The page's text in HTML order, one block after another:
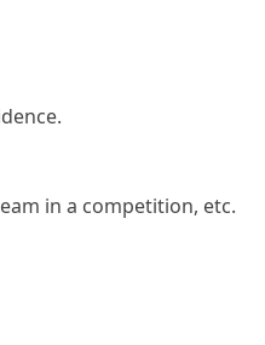
in a competition, etc.